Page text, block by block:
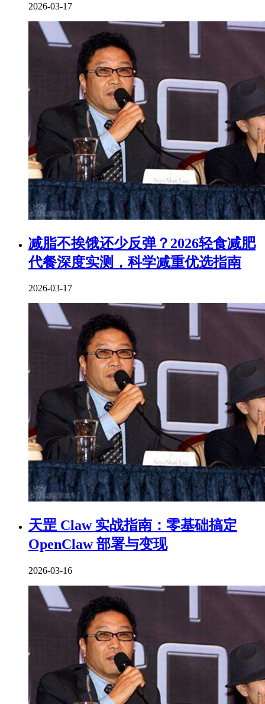
2026-03-17
减脂不挨饿还少反弹？2026轻食减肥
代餐深度实测，科学减重优选指南
2026-03-17
天罡 Claw 实战指南：零基础搞定
OpenClaw 部署与变现
2026-03-16